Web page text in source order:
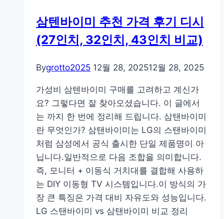
삼텐바이미 추천 가격 후기 디시
(27인치, 32인치, 43인치 비교)
Bygrotto2025 12월 28, 202512월 28, 2025
가성비 삼텐바이미 구매를 고려하고 계신가
요? 그렇다면 잘 찾아오셨습니다. 이 글에서
는 까지 한 번에 정리해 드립니다. 삼탠바이미
란 무엇인가? 삼탠바이미는 LG의 스탠바이미
처럼 삼성에서 공식 출시한 단일 제품명이 아
닙니다.일반적으로 다음 조합을 의미합니다.
즉, 모니터 + 이동식 거치대를 결합해 사용하
는 DIY 이동형 TV 시스템입니다.이 방식의 가
장 큰 특징은 가격 대비 자유도와 성능입니다.
LG 스탠바이미 vs 삼탠바이미 비교 정리